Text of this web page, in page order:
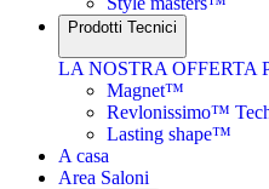
Prodotti Tecnici
LA NOSTRA OFFERTA
Magnet™
Revlonissimo™
Lasting shape™
A casa
Area Saloni